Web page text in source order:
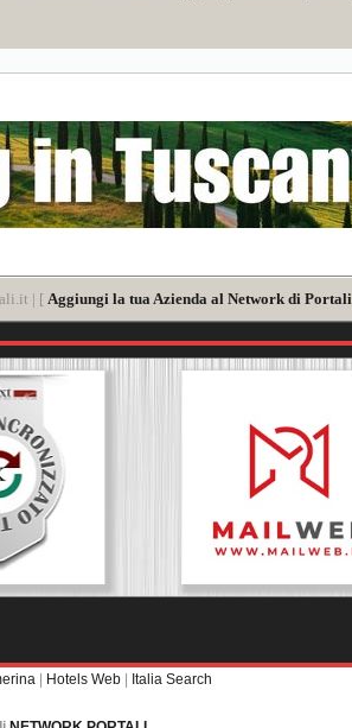
| [ Aggiungi la tua Azienda al Network di Portali
| Hotels Web | Italia Search